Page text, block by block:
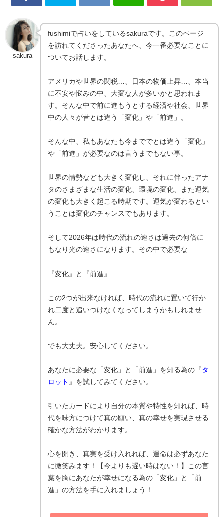
sakura
fushimiで占いをしているsakuraです。このページ
を訪れてくださったあなたへ、今一番必要なことに
ついてお話します。
アメリカや世界の関税…、日本の物価上昇…、本当
に不安や悩みの中、大変な人が多いかと思われま
す。そんな中で前に進もうとする経済や社会、世界
中の人々が昔とは違う「変化」や「前進」。
そんな中、私もあなたも今まででとは違う「変化」
や「前進」が必要なのは言うまでもない事。
世界の情勢なども大きく変化し、それに伴ったアナ
タのさまざまな生活の変化、環境の変化、また運気
の変化も大きく起こる時期です。運気が変わるとい
うことは変化のチャンスでもあります。
そして2026年は時代の流れの速さは過去の何倍に
もなり光の速さになります。その中で必要な
『変化』と『前進』
この2つが出来なければ、時代の流れに置いて行か
れ二度と追いつけなくなってしまうかもしれませ
ん。
でも大丈夫。安心してください。
あなたに必要な「変化」と「前進」を知る為の『 タ
ロット 』を試してみてください。
引いたカードにより自分の本質や特性を知れば、時
代を味方につけて真の願い、真の幸せを実現させる
確かな方法がわかります。
心を開き、真実を受け入れれば、運命は必ずあなた
に微笑みます！【今よりも遅い時はない！】この言
葉を胸にあなたが幸せになる為の「変化」と「前
進」の方法を手に入れましょう！